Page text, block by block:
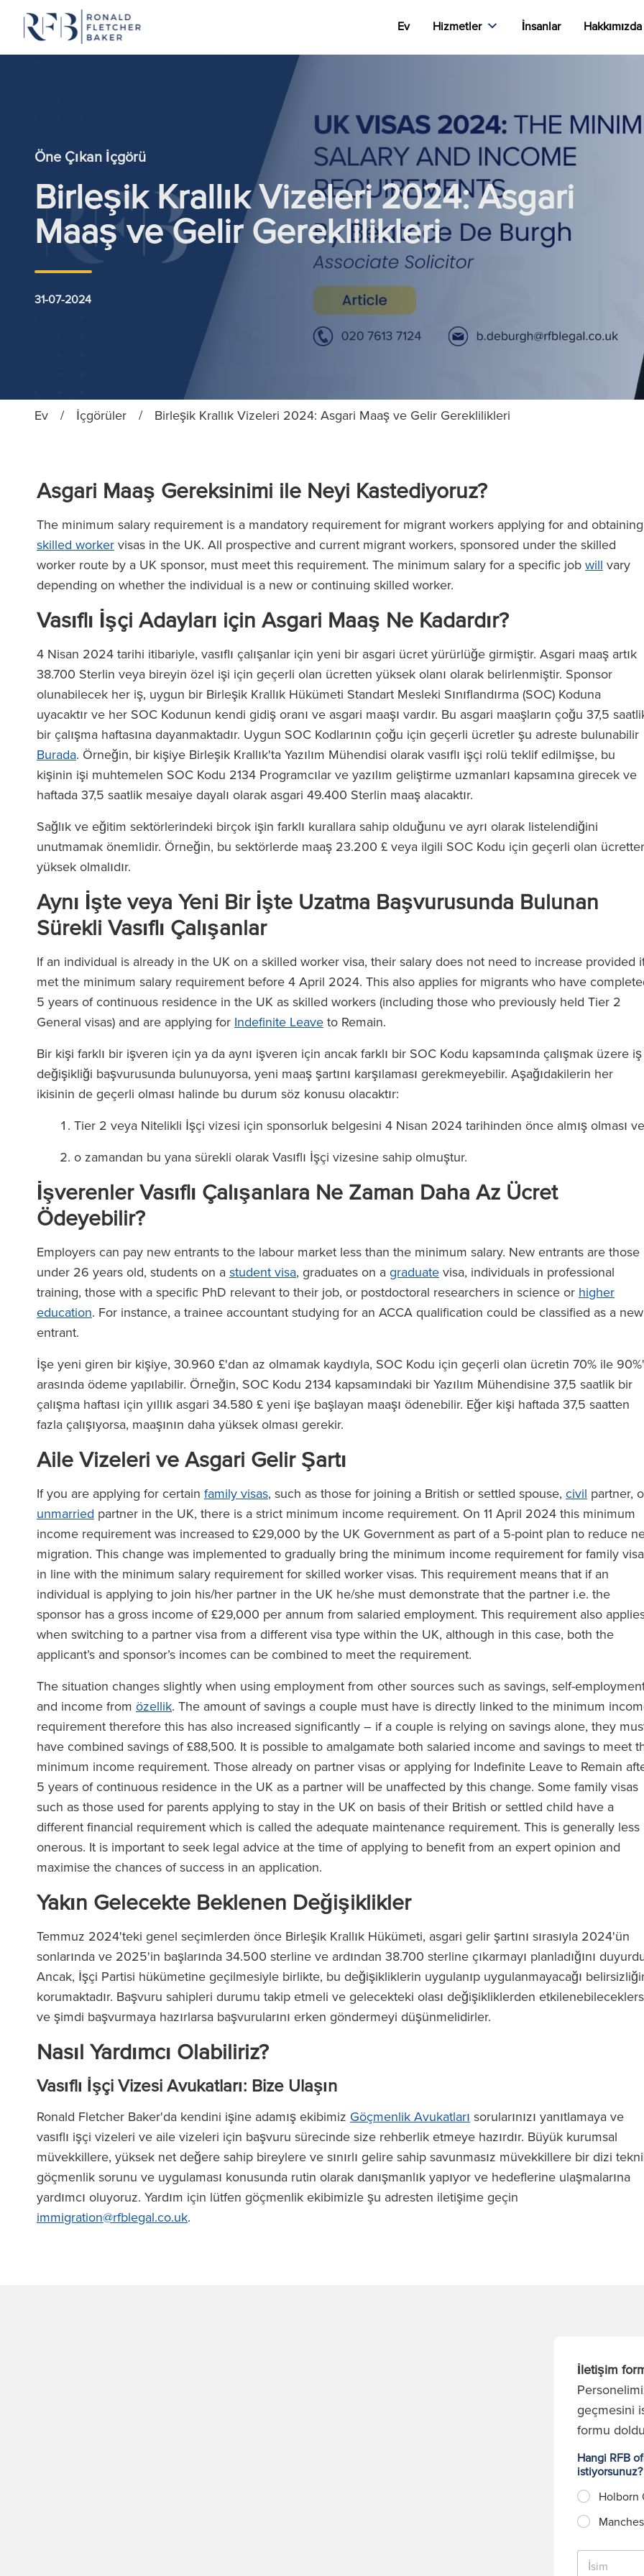
Ev Hizmetler İnsanlar Hakkımızda
Öne Çıkan İçgörü
Birleşik Krallık Vizeleri 2024: Asgari
Maaş ve Gelir Gereklilikleri
31-07-2024
Ev / İçgörüler / Birleşik Krallık Vizeleri 2024: Asgari Maaş ve Gelir Gereklilikleri
Asgari Maaş Gereksinimi ile Neyi Kastediyoruz?
The minimum salary requirement is a mandatory requirement for migrant workers applying for and obtaining
skilled worker visas in the UK. All prospective and current migrant workers, sponsored under the skilled
worker route by a UK sponsor, must meet this requirement. The minimum salary for a specific job will vary
depending on whether the individual is a new or continuing skilled worker.
Vasıflı İşçi Adayları için Asgari Maaş Ne Kadardır?
4 Nisan 2024 tarihi itibariyle, vasıflı çalışanlar için yeni bir asgari ücret yürürlüğe girmiştir. Asgari maaş artık
38.700 Sterlin veya bireyin özel işi için geçerli olan ücretten yüksek olanı olarak belirlenmiştir. Sponsor
olunabilecek her iş, uygun bir Birleşik Krallık Hükümeti Standart Mesleki Sınıflandırma (SOC) Koduna
uyacaktır ve her SOC Kodunun kendi gidiş oranı ve asgari maaşı vardır. Bu asgari maaşların çoğu 37,5
bir çalışma haftasına dayanmaktadır. Uygun SOC Kodlarının çoğu için geçerli ücretler şu adreste bulunabilir
Burada. Örneğin, bir kişiye Birleşik Krallık'ta Yazılım Mühendisi olarak vasıflı işçi rolü teklif edilmişse, bu
kişinin işi muhtemelen SOC Kodu 2134 Programcılar ve yazılım geliştirme uzmanları kapsamına girecek ve
haftada 37,5 saatlik mesaiye dayalı olarak asgari 49.400 Sterlin maaş alacaktır.
Sağlık ve eğitim sektörlerindeki birçok işin farklı kurallara sahip olduğunu ve ayrı olarak listelendiğini
unutmamak önemlidir. Örneğin, bu sektörlerde maaş 23.200 £ veya ilgili SOC Kodu için geçerli olan
yüksek olmalıdır.
Aynı İşte veya Yeni Bir İşte Uzatma Başvurusunda Bulunan
Sürekli Vasıflı Çalışanlar
If an individual is already in the UK on a skilled worker visa, their salary does not need to increase provided
met the minimum salary requirement before 4 April 2024. This also applies for migrants who have
5 years of continuous residence in the UK as skilled workers (including those who previously held Tier 2
General visas) and are applying for Indefinite Leave to Remain.
Bir kişi farklı bir işveren için ya da aynı işveren için ancak farklı bir SOC Kodu kapsamında çalışmak üzere iş
değişikliği başvurusunda bulunuyorsa, yeni maaş şartını karşılaması gerekmeyebilir. Aşağıdakilerin her
ikisinin de geçerli olması halinde bu durum söz konusu olacaktır:
Tier 2 veya Nitelikli İşçi vizesi için sponsorluk belgesini 4 Nisan 2024 tarihinden önce almış olması
o zamandan bu yana sürekli olarak Vasıflı İşçi vizesine sahip olmuştur.
İşverenler Vasıflı Çalışanlara Ne Zaman Daha Az Ücret
Ödeyebilir?
Employers can pay new entrants to the labour market less than the minimum salary. New entrants are those
under 26 years old, students on a student visa, graduates on a graduate visa, individuals in professional
training, those with a specific PhD relevant to their job, or postdoctoral researchers in science or higher
education. For instance, a trainee accountant studying for an ACCA qualification could be classified as a new
entrant.
İşe yeni giren bir kişiye, 30.960 £'dan az olmamak kaydıyla, SOC Kodu için geçerli olan ücretin 70% ile
arasında ödeme yapılabilir. Örneğin, SOC Kodu 2134 kapsamındaki bir Yazılım Mühendisine 37,5 saatlik bir
çalışma haftası için yıllık asgari 34.580 £ yeni işe başlayan maaşı ödenebilir. Eğer kişi haftada 37,5 saatten
fazla çalışıyorsa, maaşının daha yüksek olması gerekir.
Aile Vizeleri ve Asgari Gelir Şartı
If you are applying for certain family visas, such as those for joining a British or settled spouse, civil partner,
unmarried partner in the UK, there is a strict minimum income requirement. On 11 April 2024 this minimum
income requirement was increased to £29,000 by the UK Government as part of a 5-point plan to reduce
migration. This change was implemented to gradually bring the minimum income requirement for family
in line with the minimum salary requirement for skilled worker visas. This requirement means that if an
individual is applying to join his/her partner in the UK he/she must demonstrate that the partner i.e. the
sponsor has a gross income of £29,000 per annum from salaried employment. This requirement also
when switching to a partner visa from a different visa type within the UK, although in this case, both the
applicant’s and sponsor’s incomes can be combined to meet the requirement.
The situation changes slightly when using employment from other sources such as savings, self-
and income from özellik. The amount of savings a couple must have is directly linked to the minimum
requirement therefore this has also increased significantly – if a couple is relying on savings alone, they
have combined savings of £88,500. It is possible to amalgamate both salaried income and savings to meet
minimum income requirement. Those already on partner visas or applying for Indefinite Leave to Remain
5 years of continuous residence in the UK as a partner will be unaffected by this change. Some family visas
such as those used for parents applying to stay in the UK on basis of their British or settled child have a
different financial requirement which is called the adequate maintenance requirement. This is generally less
onerous. It is important to seek legal advice at the time of applying to benefit from an expert opinion and
maximise the chances of success in an application.
Yakın Gelecekte Beklenen Değişiklikler
Temmuz 2024'teki genel seçimlerden önce Birleşik Krallık Hükümeti, asgari gelir şartını sırasıyla 2024'ün
sonlarında ve 2025'in başlarında 34.500 sterline ve ardından 38.700 sterline çıkarmayı planladığını
Ancak, İşçi Partisi hükümetine geçilmesiyle birlikte, bu değişikliklerin uygulanıp uygulanmayacağı
korumaktadır. Başvuru sahipleri durumu takip etmeli ve gelecekteki olası değişikliklerden
ve şimdi başvurmaya hazırlarsa başvurularını erken göndermeyi düşünmelidirler.
Nasıl Yardımcı Olabiliriz?
Vasıflı İşçi Vizesi Avukatları: Bize Ulaşın
Ronald Fletcher Baker'da kendini işine adamış ekibimiz Göçmenlik Avukatları sorularınızı yanıtlamaya ve
vasıflı işçi vizeleri ve aile vizeleri için başvuru sürecinde size rehberlik etmeye hazırdır. Büyük kurumsal
müvekkillere, yüksek net değere sahip bireylere ve sınırlı gelire sahip savunmasız müvekkillere bir dizi
göçmenlik sorunu ve uygulaması konusunda rutin olarak danışmanlık yapıyor ve hedeflerine ulaşmalarına
yardımcı oluyoruz. Yardım için lütfen göçmenlik ekibimizle şu adresten iletişime geçin
immigration@rfblegal.co.uk.
İletişim
geçmesini
formu
Hangi RFB
Holborn
İ